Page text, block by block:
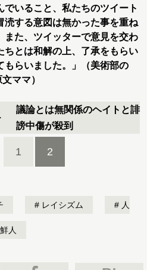
でいること、私たちのツイート
涜する意図は無かった事を重ね
また、ツイッターで意見を交わ
ちとは和解の上、了承をもらい
もらいました。」（美術部の
ママ）
議論とは無関係のヘイトと誹
謗中傷が殺到
1 2
レイシズム 人
人